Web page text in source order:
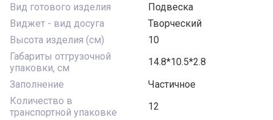
Вид готового изделия
Подвеска
Виджет - вид досуга
Творческий
Высота изделия (см)
10
Габариты отгрузочной
упаковки, см
14.8*10.5*2.8
Заполнение
Частичное
Количество в
транспортной упаковке
12